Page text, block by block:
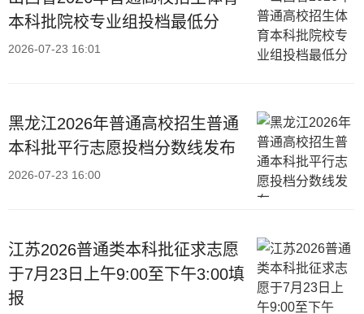
本科批院校专业组投档最低分
2026-07-23 16:01
黑龙江2026年普通高校招生普通
本科批平行志愿投档分数线发布
2026-07-23 16:00
江苏2026普通类本科批征求志愿
于7月23日上午9:00至下午3:00填
报